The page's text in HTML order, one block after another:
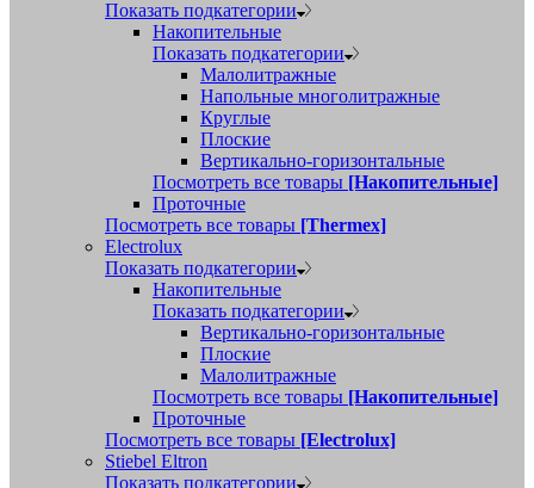
Показать подкатегории
Накопительные
Показать подкатегории
Малолитражные
Напольные многолитражные
Круглые
Плоские
Вертикально-горизонтальные
Посмотреть все товары [Накопительные]
Проточные
Посмотреть все товары [Thermex]
Electrolux
Показать подкатегории
Накопительные
Показать подкатегории
Вертикально-горизонтальные
Плоские
Малолитражные
Посмотреть все товары [Накопительные]
Проточные
Посмотреть все товары [Electrolux]
Stiebel Eltron
Показать подкатегории